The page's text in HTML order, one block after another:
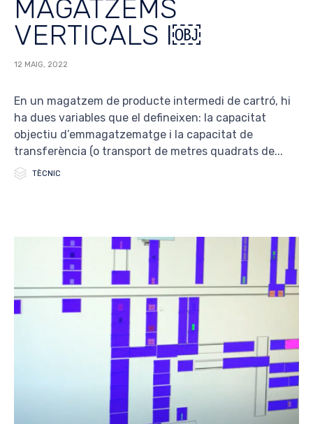
MAGATZEMS
VERTICALS I￼
12 MAIG, 2022
En un magatzem de producte intermedi de cartró, hi
ha dues variables que el defineixen: la capacitat
objectiu d’emmagatzematge i la capacitat de
transferència (o transport de metres quadrats de...
 Category
TÈCNIC